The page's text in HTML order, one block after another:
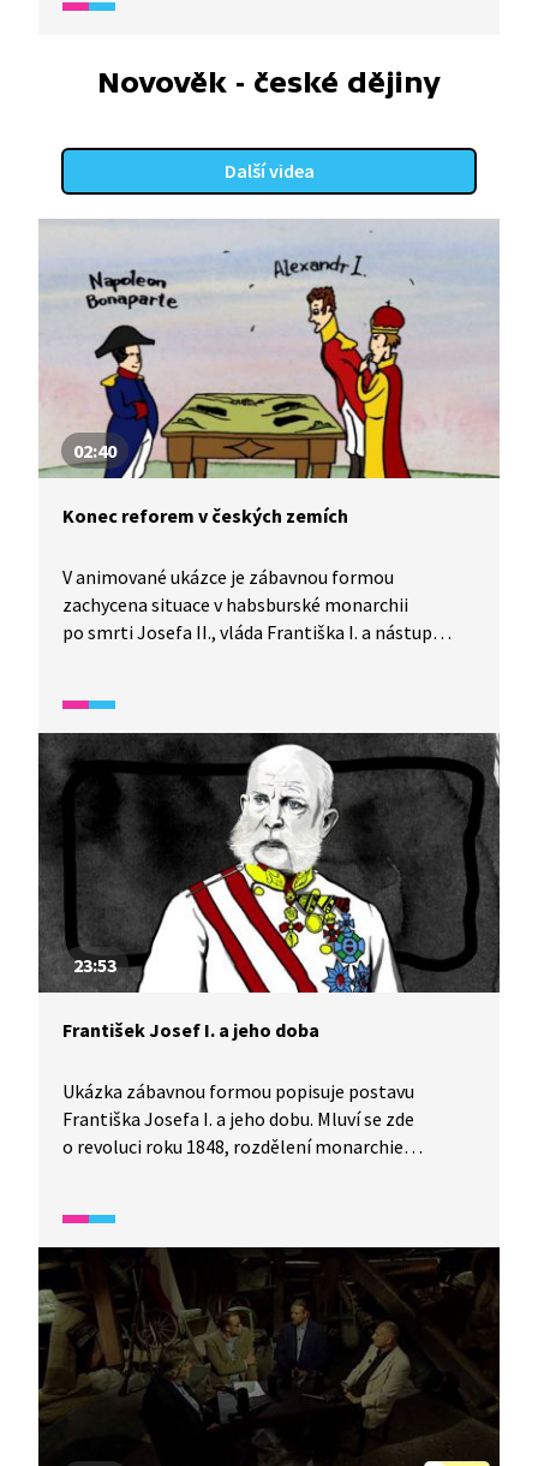
Novověk - české dějiny
Další videa
02:40
Konec reforem v českých zemích
V animované ukázce je zábavnou formou
zachycena situace v habsburské monarchii
po smrti Josefa II., vláda Františka I. a nástup
23:53
František Josef I. a jeho doba
Ukázka zábavnou formou popisuje postavu
Františka Josefa I. a jeho dobu. Mluví se zde
o revoluci roku 1848, rozdělení monarchie